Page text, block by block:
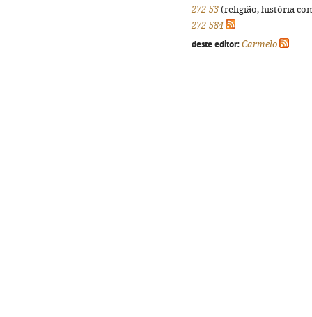
272-53 (religião, história
272-584
deste editor: Carmelo